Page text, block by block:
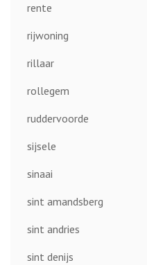
rente
rijwoning
rillaar
rollegem
ruddervoorde
sijsele
sinaai
sint amandsberg
sint andries
sint denijs